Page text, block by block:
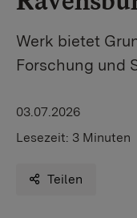
Werk bietet
Forschung und
03.07.2026
Lesezeit: 3 Minuten
Teilen